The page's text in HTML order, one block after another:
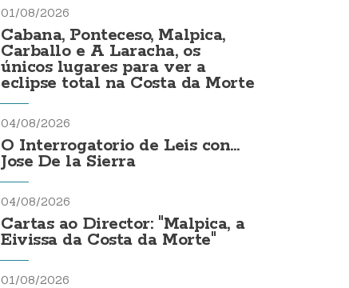
01/08/2026
Cabana, Ponteceso, Malpica,
Carballo e A Laracha, os
únicos lugares para ver a
eclipse total na Costa da Morte
04/08/2026
O Interrogatorio de Leis con...
Jose De la Sierra
04/08/2026
Cartas ao Director: "Malpica, a
Eivissa da Costa da Morte"
01/08/2026